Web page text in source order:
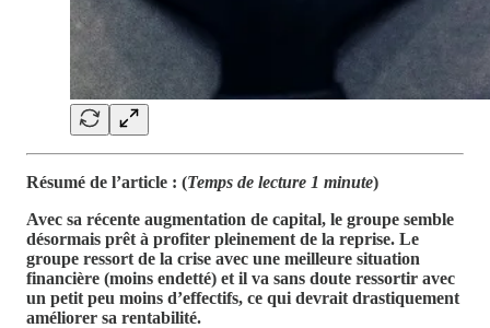
Résumé de l’article : (Temps de lecture 1 minute)
Avec sa récente augmentation de capital, le groupe semble
désormais prêt à profiter pleinement de la reprise. Le
groupe ressort de la crise avec une meilleure situation
financière (moins endetté) et il va sans doute ressortir avec
un petit peu moins d’effectifs, ce qui devrait drastiquement
améliorer sa rentabilité.